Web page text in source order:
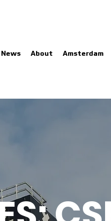
News About Amsterdam